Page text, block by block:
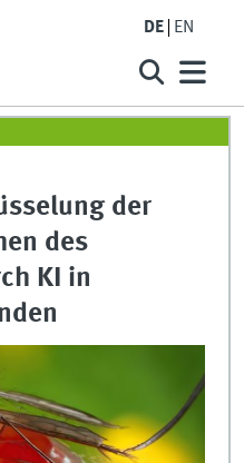
DE EN
der
des
KI in